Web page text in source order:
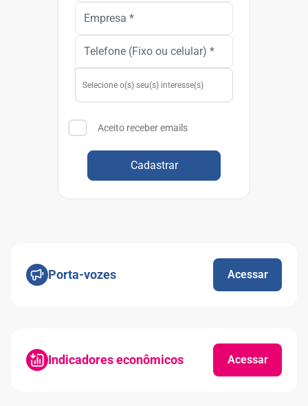
Aceito receber emails
Cadastrar
Porta-vozes Acessar
Indicadores econômicos Acessar